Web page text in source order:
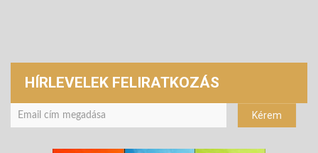
HÍRLEVELEK FELIRATKOZÁS